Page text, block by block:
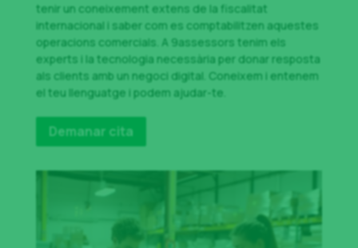
tenir un coneixement extens de la fiscalitat
internacional i saber com es comptabilitzen aquestes
operacions comercials. A 9assessors tenim els
experts i la tecnologia necessària per donar resposta
als clients amb un negoci digital. Coneixem i entenem
el teu llenguatge i podem ajudar-te.
Demanar cita